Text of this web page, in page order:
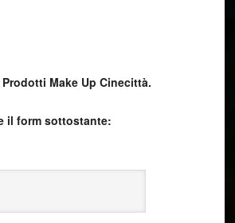
Make Up Cinecittà.
il form sottostante: